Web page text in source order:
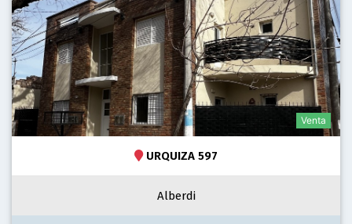
Venta
URQUIZA 597
Alberdi